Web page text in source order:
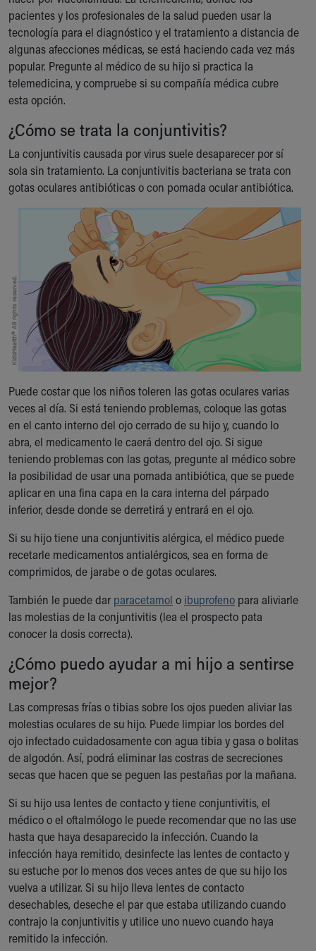
pacientes y los profesionales de la salud pueden usar la
tecnología para el diagnóstico y el tratamiento a distancia de
algunas afecciones médicas, se está haciendo cada vez más
popular. Pregunte al médico de su hijo si practica la
telemedicina, y compruebe si su compañía médica cubre
esta opción.
¿Cómo se trata la conjuntivitis?
La conjuntivitis causada por virus suele desaparecer por sí
sola sin tratamiento. La conjuntivitis bacteriana se trata con
gotas oculares antibióticas o con pomada ocular antibiótica.
Puede costar que los niños toleren las gotas oculares varias
veces al día. Si está teniendo problemas, coloque las gotas
en el canto interno del ojo cerrado de su hijo y, cuando lo
abra, el medicamento le caerá dentro del ojo. Si sigue
teniendo problemas con las gotas, pregunte al médico sobre
la posibilidad de usar una pomada antibiótica, que se puede
aplicar en una fina capa en la cara interna del párpado
inferior, desde donde se derretirá y entrará en el ojo.
Si su hijo tiene una conjuntivitis alérgica, el médico puede
recetarle medicamentos antialérgicos, sea en forma de
comprimidos, de jarabe o de gotas oculares.
También le puede dar paracetamol o ibuprofeno para aliviarle
las molestias de la conjuntivitis (lea el prospecto pata
conocer la dosis correcta).
¿Cómo puedo ayudar a mi hijo a sentirse
mejor?
Las compresas frías o tibias sobre los ojos pueden aliviar las
molestias oculares de su hijo. Puede limpiar los bordes del
ojo infectado cuidadosamente con agua tibia y gasa o bolitas
de algodón. Así, podrá eliminar las costras de secreciones
secas que hacen que se peguen las pestañas por la mañana.
Si su hijo usa lentes de contacto y tiene conjuntivitis, el
médico o el oftalmólogo le puede recomendar que no las use
hasta que haya desaparecido la infección. Cuando la
infección haya remitido, desinfecte las lentes de contacto y
su estuche por lo menos dos veces antes de que su hijo los
vuelva a utilizar. Si su hijo lleva lentes de contacto
desechables, deseche el par que estaba utilizando cuando
contrajo la conjuntivitis y utilice uno nuevo cuando haya
remitido la infección.